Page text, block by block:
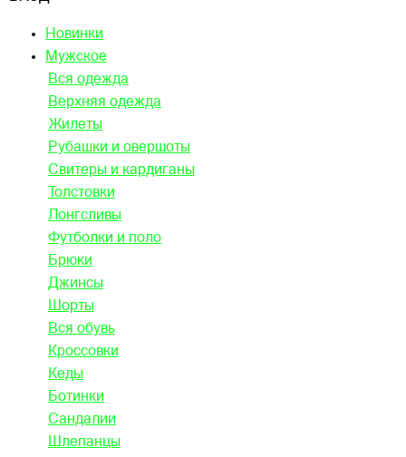
Новинки
Мужское
Вся одежда
Верхняя одежда
Жилеты
Рубашки и овершоты
Свитеры и кардиганы
Толстовки
Лонгсливы
Футболки и поло
Брюки
Джинсы
Шорты
Вся обувь
Кроссовки
Кеды
Ботинки
Сандалии
Шлепанцы